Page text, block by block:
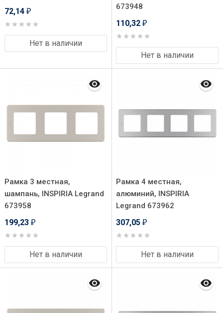
72,14 ₽
Нет в наличии
673948
110,32 ₽
Нет в наличии
Рамка 3 местная,
шампань, INSPIRIA Legrand
673958
199,23 ₽
Нет в наличии
Рамка 4 местная,
алюминий, INSPIRIA
Legrand 673962
307,05 ₽
Нет в наличии